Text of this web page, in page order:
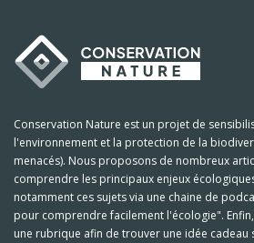
Conservation Nature est un projet de
l'environnement et la protection de la
menacés). Nous proposons de nombreux
comprendre les principaux enjeux
notamment ces sujets via une chaine de
pour comprendre facilement l'écologie".
une rubrique afin de trouver une idée cadeau